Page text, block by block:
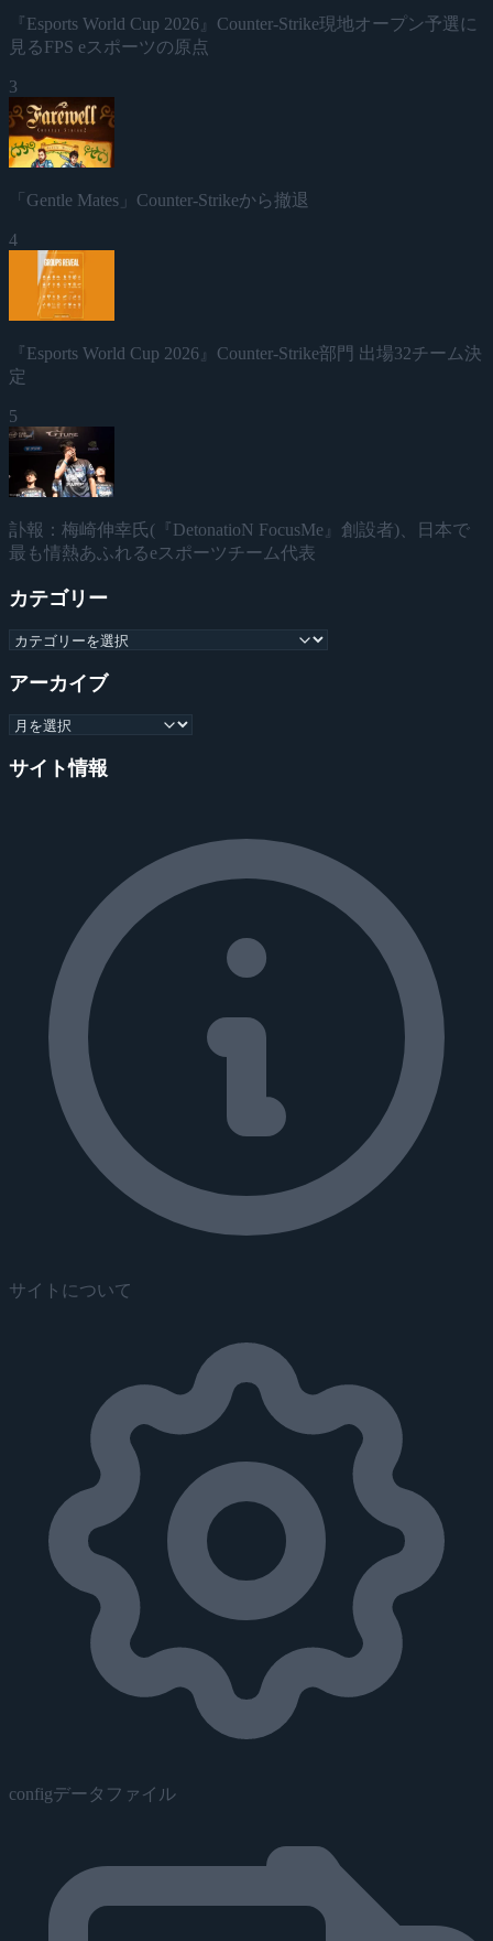
『Esports World Cup 2026』Counter-Strike現地オープン予選に
見るFPS eスポーツの原点
3
「Gentle Mates」Counter-Strikeから撤退
4
『Esports World Cup 2026』Counter-Strike部門 出場32チーム決
定
5
訃報：梅崎伸幸氏(『DetonatioN FocusMe』創設者)、日本で
最も情熱あふれるeスポーツチーム代表
カテゴリー
アーカイブ
サイト情報
サイトについて
configデータファイル